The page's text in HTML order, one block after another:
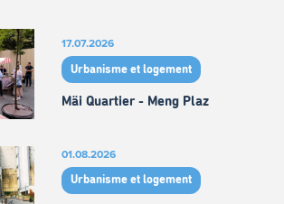
17.07.2026
Urbanisme et logement
Mäi Quartier - Meng Plaz
01.08.2026
Urbanisme et logement